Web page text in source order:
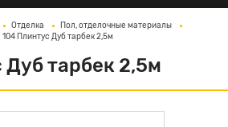
Отделка
Пол, отделочные материалы
104 Плинтус Дуб тарбек 2,5м
тарбек 2,5м